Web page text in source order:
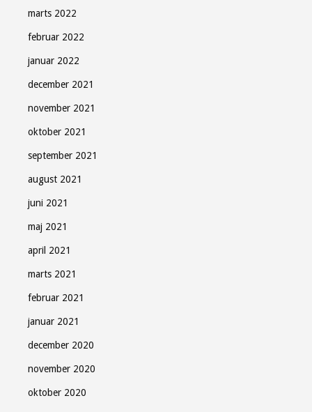
marts 2022
februar 2022
januar 2022
december 2021
november 2021
oktober 2021
september 2021
august 2021
juni 2021
maj 2021
april 2021
marts 2021
februar 2021
januar 2021
december 2020
november 2020
oktober 2020